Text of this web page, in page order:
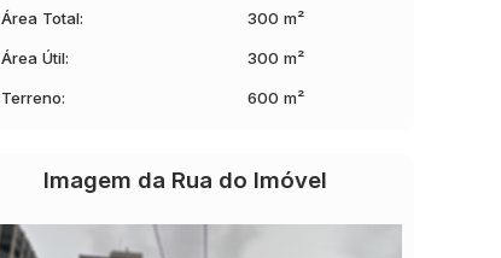
Área Total: 300 m²
Área Útil: 300 m²
Terreno: 600 m²
Imagem da Rua do Imóvel